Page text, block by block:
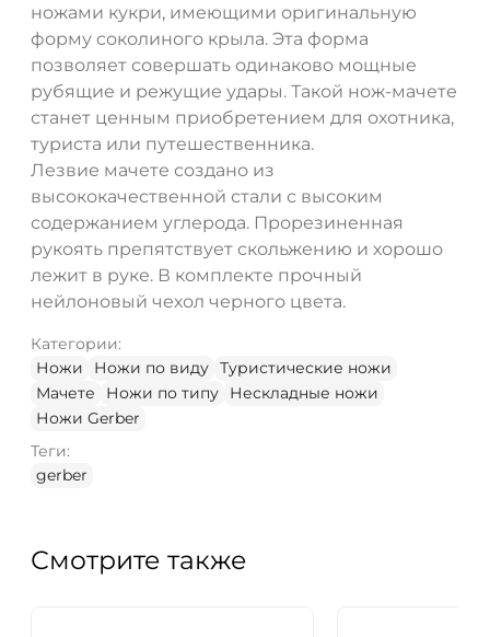
ножами кукри, имеющими оригинальную
форму соколиного крыла. Эта форма
позволяет совершать одинаково мощные
рубящие и режущие удары. Такой нож-мачете
станет ценным приобретением для охотника,
туриста или путешественника.
Лезвие мачете создано из
высококачественной стали с высоким
содержанием углерода. Прорезиненная
рукоять препятствует скольжению и хорошо
лежит в руке. В комплекте прочный
нейлоновый чехол черного цвета.
Категории:
Ножи
Ножи по виду Туристические ножи
Мачете
Ножи по типу
Нескладные ножи
Ножи Gerber
Теги:
gerber
Смотрите также